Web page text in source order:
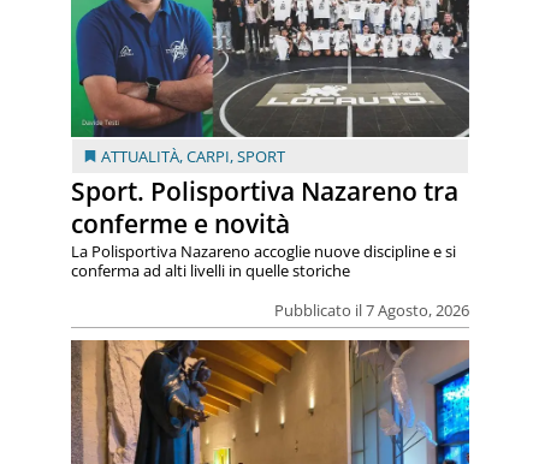
ATTUALITÀ,CARPI,SPORT
Sport. Polisportiva Nazareno tra
conferme e novità
Pubblicato il 7 Agosto, 2026
La Polisportiva Nazareno accoglie nuove discipline e si
conferma ad alti livelli in quelle storiche